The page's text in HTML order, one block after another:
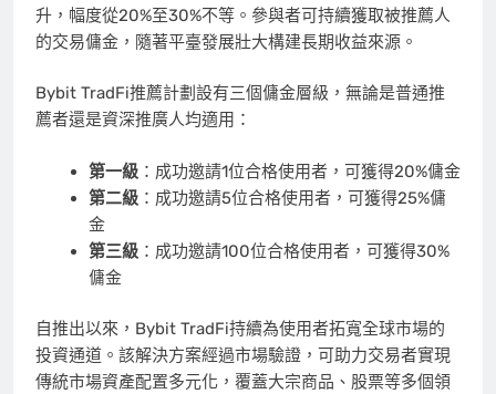
升，幅度從20%至30%不等。參與者可持續獲取被推薦人
的交易傭金，隨著平臺發展壯大構建長期收益來源。
Bybit TradFi推薦計劃設有三個傭金層級，無論是普通推
薦者還是資深推廣人均適用：
第一級：成功邀請1位合格使用者，可獲得20%傭金
第二級：成功邀請5位合格使用者，可獲得25%傭
金
第三級：成功邀請100位合格使用者，可獲得30%
傭金
自推出以來，Bybit TradFi持續為使用者拓寬全球市場的
投資通道。該解決方案經過市場驗證，可助力交易者實現
傳統市場資產配置多元化，覆蓋大宗商品、股票等多個領